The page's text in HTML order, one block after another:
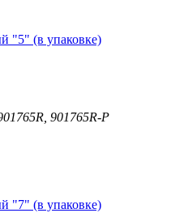
"5" (в упаковке)
901765R-P
"7" (в упаковке)